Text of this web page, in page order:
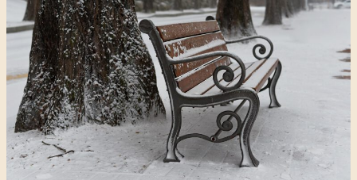
Ressourcen
verwandeln